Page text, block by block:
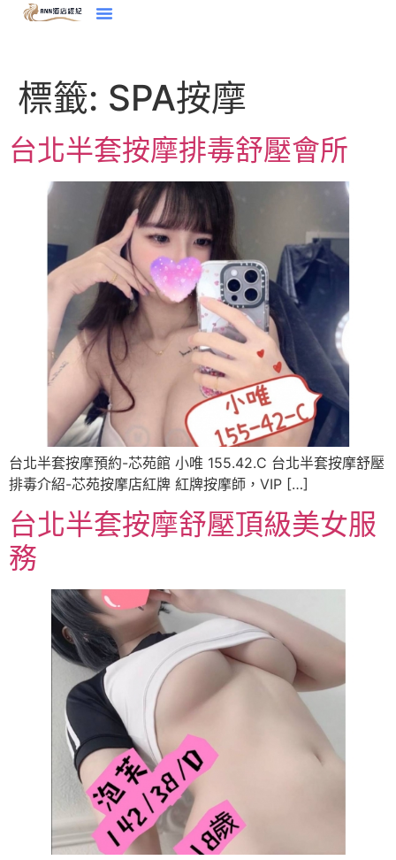
標籤: SPA按摩
台北半套按摩排毒舒壓會所
台北半套按摩預約-芯苑館 小唯 155.42.C 台北半套按摩舒壓
排毒介紹-芯苑按摩店紅牌 紅牌按摩師，VIP […]
台北半套按摩舒壓頂級美女服
務